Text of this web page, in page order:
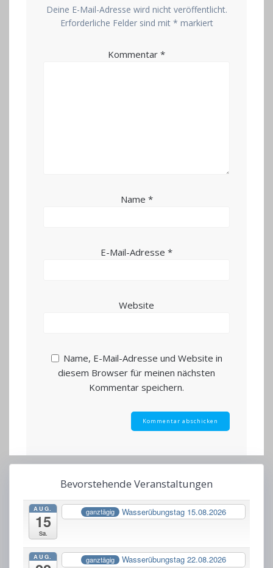
Deine E-Mail-Adresse wird nicht veröffentlicht.
Erforderliche Felder sind mit * markiert
Kommentar *
Name *
E-Mail-Adresse *
Website
Name, E-Mail-Adresse und Website in
diesem Browser für meinen nächsten
Kommentar speichern.
Bevorstehende Veranstaltungen
AUG.
15
Sa.
ganztägig Wasserübungstag 15.08.2026
AUG. ganztägig Wasserübungstag 22.08.2026